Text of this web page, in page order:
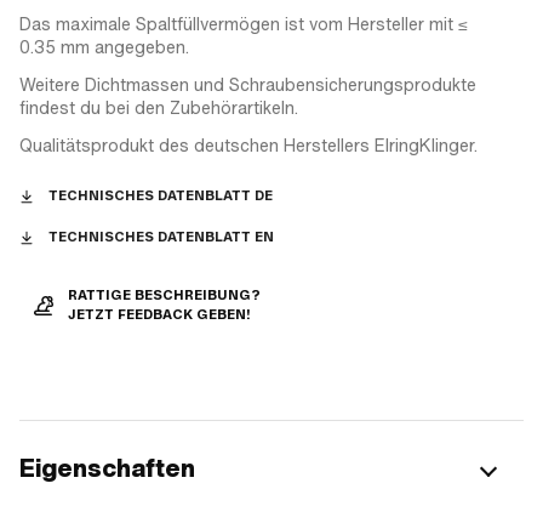
Das maximale Spaltfüllvermögen ist vom Hersteller mit ≤
0.35 mm angegeben.
Weitere Dichtmassen und Schraubensicherungsprodukte
findest du bei den Zubehörartikeln.
Qualitätsprodukt des deutschen Herstellers ElringKlinger.
TECHNISCHES DATENBLATT DE
TECHNISCHES DATENBLATT EN
RATTIGE BESCHREIBUNG?
JETZT FEEDBACK GEBEN!
Eigenschaften